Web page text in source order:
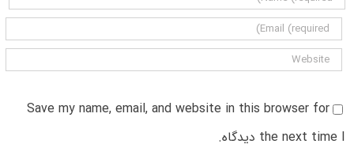
Save my name, email, and website in this browser for
the next time I دیدگاه.